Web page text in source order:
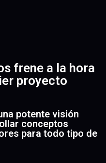
frene a la hora
proyecto
potente visión
conceptos
para todo tipo de